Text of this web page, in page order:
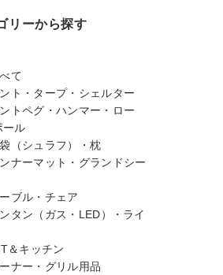
リーから探す
て
ト・タープ・シェルター
トペグ・ハンマー・ロー
ール
（シュラフ）・枕
ナーマット・グランドシー
ブル・チェア
タン（ガス・LED）・ライ
＆キッチン
ナー・グリル用品